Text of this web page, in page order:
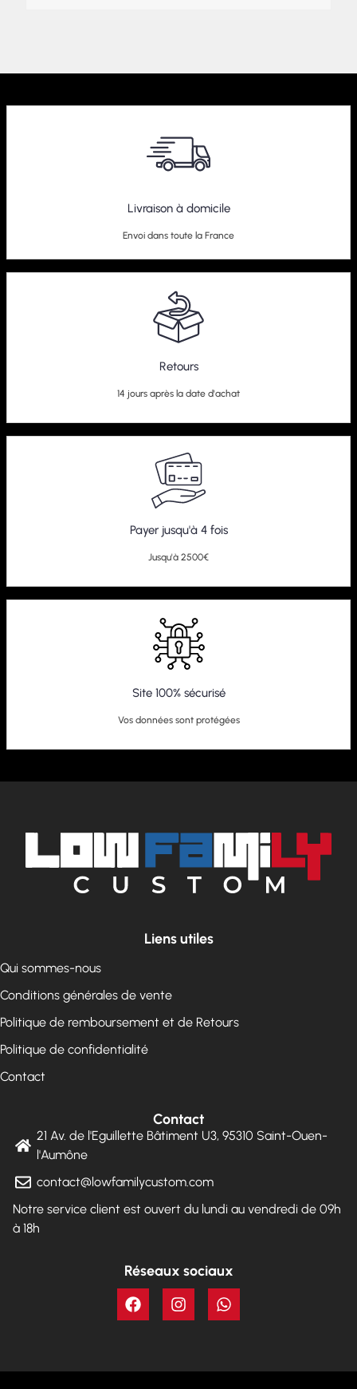
Livraison à domicile
Envoi dans toute la France
Retours
14 jours après la date d'achat
Payer jusqu'à 4 fois
Jusqu'à 2500€
Site 100% sécurisé
Vos données sont protégées
Liens utiles
Qui sommes-nous
Conditions générales de vente
Politique de remboursement et de Retours
Politique de confidentialité
Contact
Contact
21 Av. de l'Eguillette Bâtiment U3, 95310 Saint-Ouen-
l'Aumône
contact@lowfamilycustom.com
Notre service client est ouvert du lundi au vendredi de 09h
à 18h
Réseaux sociaux